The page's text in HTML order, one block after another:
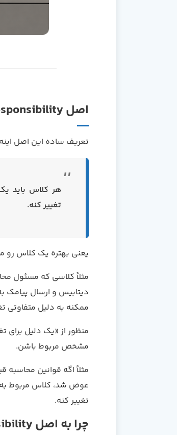
اصل Single Responsibility یعنی چی؟
تعریف ساده این اصل
هر کلاس باید
تغییر کنه.
یعنی بهتره یک کلاس رو
مثلاً کلاسی که مسئول
دیتابیس و ارسال
ممکنه به دلیل متفاوتی
منظور از «یک دلیل
مشخص مربوط باشن.
مثلاً اگه قوانین محاسبه
عوض شد، کلاس مربوط به
تغییر کنه.
چرا به اصل Single Responsibility نیاز داریم؟